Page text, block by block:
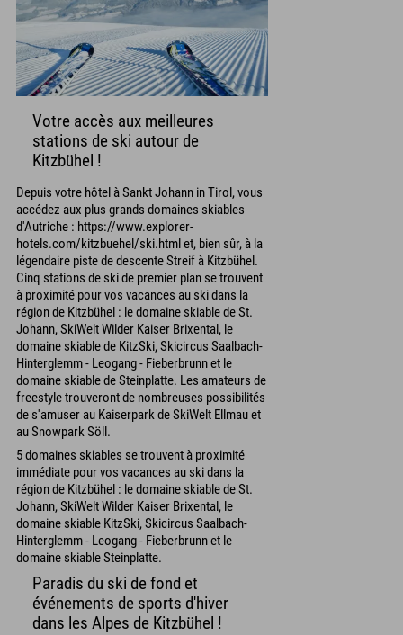
Votre accès aux meilleures
stations de ski autour de
Kitzbühel !
Depuis votre hôtel à Sankt Johann in Tirol, vous
accédez aux plus grands domaines skiables
d'Autriche : https://www.explorer-
hotels.com/kitzbuehel/ski.html et, bien sûr, à la
légendaire piste de descente Streif à Kitzbühel.
Cinq stations de ski de premier plan se trouvent
à proximité pour vos vacances au ski dans la
région de Kitzbühel : le domaine skiable de St.
Johann, SkiWelt Wilder Kaiser Brixental, le
domaine skiable de KitzSki, Skicircus Saalbach-
Hinterglemm - Leogang - Fieberbrunn et le
domaine skiable de Steinplatte. Les amateurs de
freestyle trouveront de nombreuses possibilités
de s'amuser au Kaiserpark de SkiWelt Ellmau et
au Snowpark Söll.
5 domaines skiables se trouvent à proximité
immédiate pour vos vacances au ski dans la
région de Kitzbühel : le domaine skiable de St.
Johann, SkiWelt Wilder Kaiser Brixental, le
domaine skiable KitzSki, Skicircus Saalbach-
Hinterglemm - Leogang - Fieberbrunn et le
domaine skiable Steinplatte.
Paradis du ski de fond et
événements de sports d'hiver
dans les Alpes de Kitzbühel !